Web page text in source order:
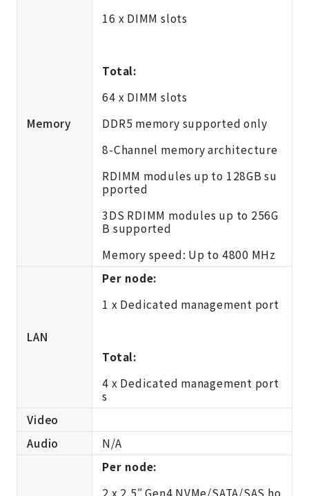
Memory
16 x DIMM slots
Total:
64 x DIMM slots
DDR5 memory supported only
8-Channel memory architecture
RDIMM modules up to 128GB su
pported
3DS RDIMM modules up to 256G
B supported
Memory speed: Up to 4800 MHz
LAN
Per node:
1 x Dedicated management port
Total:
4 x Dedicated management port
s
Video
Audio
N/A
Per node:
2 x 2.5″ Gen4 NVMe/SATA/SAS ho